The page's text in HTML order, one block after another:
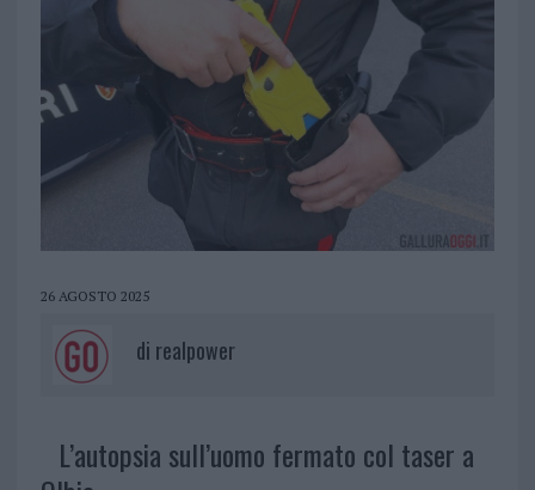
26 AGOSTO 2025
di realpower
L’autopsia sull’uomo fermato col taser a